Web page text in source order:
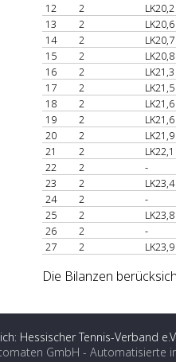
12
2
LK20,2
13
2
LK20,6
14
2
LK20,7
15
2
LK20,8
16
2
LK21,3
17
2
LK21,5
18
2
LK21,6
19
2
LK21,6
20
2
LK21,9
21
2
LK22,1
22
2
-
23
2
LK23,4
24
2
-
25
2
LK23,8
26
2
-
27
2 LK23,9
Die Bilanzen
Hessischer Tennis-Verband
GmbH - Automatisierte